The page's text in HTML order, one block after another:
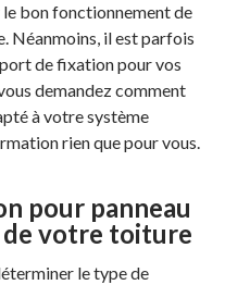
bon fonctionnement de
Néanmoins, il est parfois
de fixation pour vos
demandez comment
à votre système
rien que pour vous.
pour panneau
de votre toiture
le type de